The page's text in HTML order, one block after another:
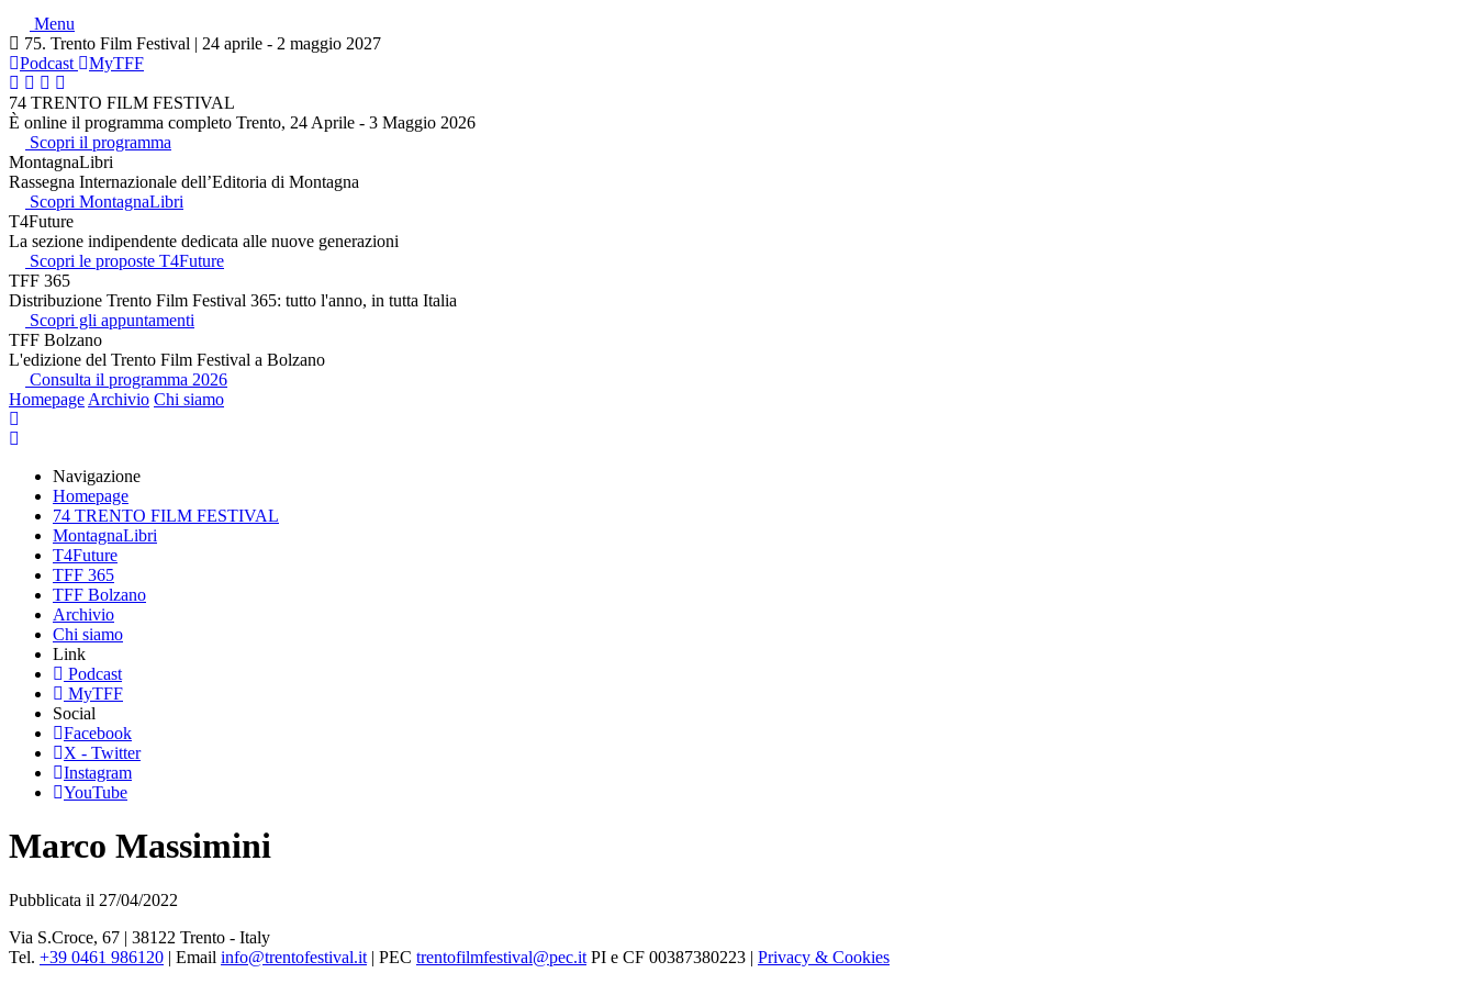
Menu
75. Trento Film Festival | 24 aprile - 2 maggio 2027
Podcast
MyTFF
74 TRENTO FILM FESTIVAL
È online il programma completo Trento, 24 Aprile - 3 Maggio 2026
Scopri il programma
MontagnaLibri
Rassegna Internazionale dell’Editoria di Montagna
Scopri MontagnaLibri
T4Future
La sezione indipendente dedicata alle nuove generazioni
Scopri le proposte T4Future
TFF 365
Distribuzione Trento Film Festival 365: tutto l'anno, in tutta Italia
Scopri gli appuntamenti
TFF Bolzano
L'edizione del Trento Film Festival a Bolzano
Consulta il programma 2026
Homepage Archivio Chi siamo
Navigazione
Homepage
74 TRENTO FILM FESTIVAL
MontagnaLibri
T4Future
TFF 365
TFF Bolzano
Archivio
Chi siamo
Link
Podcast
MyTFF
Social
Facebook
X - Twitter
Instagram
YouTube
Marco Massimini
Pubblicata il 27/04/2022
Via S.Croce, 67 | 38122 Trento - Italy
Tel. +39 0461 986120 | Email info@trentofestival.it | PEC trentofilmfestival@pec.it PI e CF 00387380223 | Privacy & Cookies